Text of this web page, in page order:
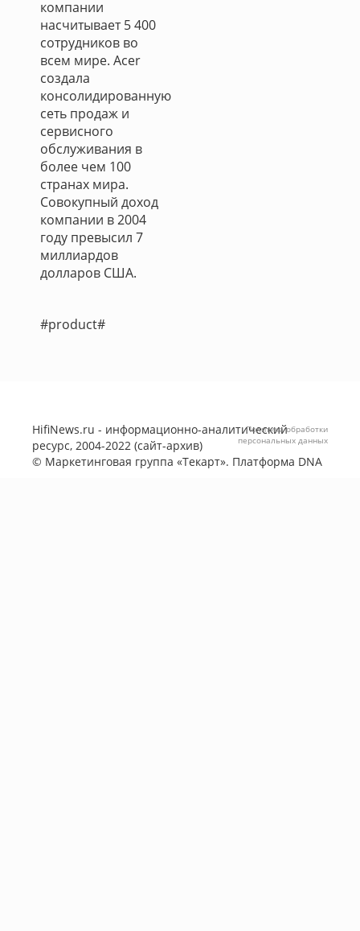
компании
насчитывает 5 400
сотрудников во
всем мире. Acer
создала
консолидированную
сеть продаж и
сервисного
обслуживания в
более чем 100
странах мира.
Совокупный доход
компании в 2004
году превысил 7
миллиардов
долларов США.
#product#
HifiNews.ru - информационно-аналитический
ресурс, 2004-2022 (сайт-архив)
© Маркетинговая группа «Текарт». Платформа DNA
Политика обработки
персональных данных